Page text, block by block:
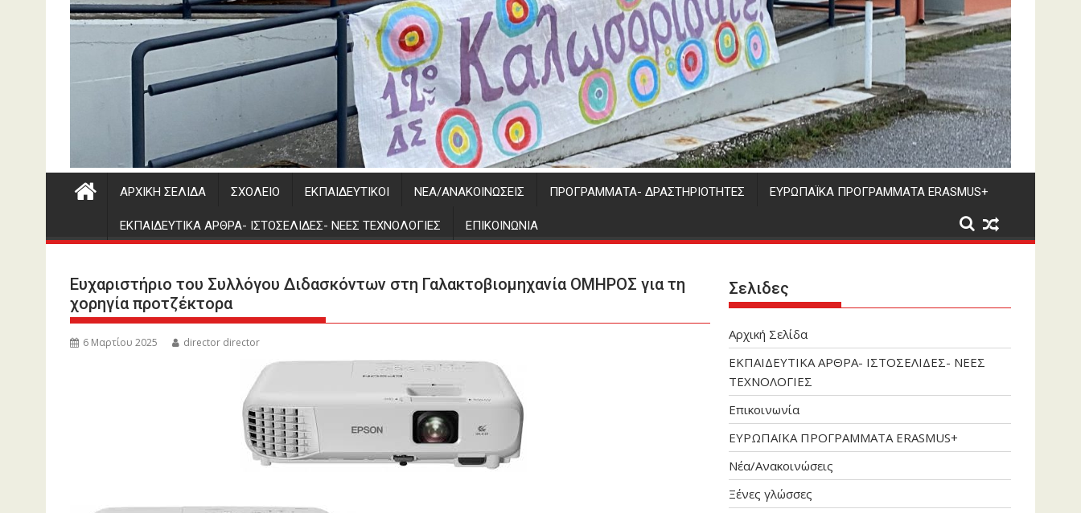
ΑΡΧΙΚΉ ΣΕΛΊΔΑ ΣΧΟΛΕΊΟ ΕΚΠΑΙΔΕΥΤΙΚΟΊ ΝΈΑ/ΑΝΑΚΟΙΝΏΣΕΙΣ ΠΡΟΓΡΑΜΜΑΤΑ- ΔΡΑΣΤΗΡΙΟΤΗΤΕΣ ΕΥΡΩΠΑΪΚΑ ΠΡΟΓΡΑΜΜΑΤΑ ERASMUS+
ΕΚΠΑΙΔΕΥΤΙΚΑ ΑΡΘΡΑ- ΙΣΤΟΣΕΛΙΔΕΣ- ΝΕΕΣ ΤΕΧΝΟΛΟΓΙΕΣ ΕΠΙΚΟΙΝΩΝΊΑ
Ευχαριστήριο του Συλλόγου Διδασκόντων στη Γαλακτοβιομηχανία ΟΜΗΡΟΣ για τη
χορηγία προτζέκτορα
6 Μαρτίου 2025 director director
Σελιδες
Αρχική Σελίδα
ΕΚΠΑΙΔΕΥΤΙΚΑ ΑΡΘΡΑ- ΙΣΤΟΣΕΛΙΔΕΣ- ΝΕΕΣ
ΤΕΧΝΟΛΟΓΙΕΣ
Επικοινωνία
ΕΥΡΩΠΑΪΚΑ ΠΡΟΓΡΑΜΜΑΤΑ ERASMUS+
Νέα/Ανακοινώσεις
Ξένες γλώσσες